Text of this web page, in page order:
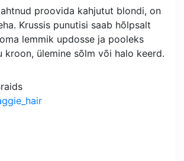
proovida kahjutut blondi, on
Krussis punutisi saab hõlpsalt
lemmik updosse ja pooleks
kroon, ülemine sõlm või halo keerd.